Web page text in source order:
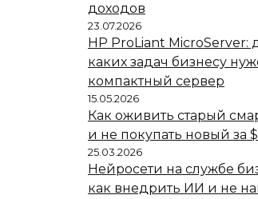
доходов
23.07.2026
HP ProLiant MicroServer:
каких задач бизнесу
компактный сервер
15.05.2026
Как оживить старый
и не покупать новый за
25.03.2026
Нейросети на службе
как внедрить ИИ и не